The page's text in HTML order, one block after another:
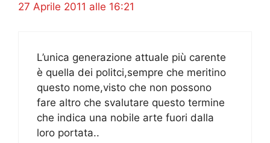
27 Aprile 2011 alle 16:21
L’unica generazione attuale più carente
è quella dei politci,sempre che meritino
questo nome,visto che non possono
fare altro che svalutare questo termine
che indica una nobile arte fuori dalla
loro portata..